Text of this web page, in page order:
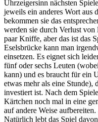
Uhrzeigersinn nächsten
jeweils ein anderes Wort aus
bekommen sie das
werden sie durch Verlust
paar Kniffe, aber das ist das
Eselsbrücke kann man
einsetzen. Es eignet sich
fünf oder sechs Leuten
kann) und es braucht für ein
etwas mehr als eine Stunde),
investiert ist. Nach dem
Kärtchen noch mal in eine
auf andere Weise aufbereiten.
Natürlich lebt das Spiel